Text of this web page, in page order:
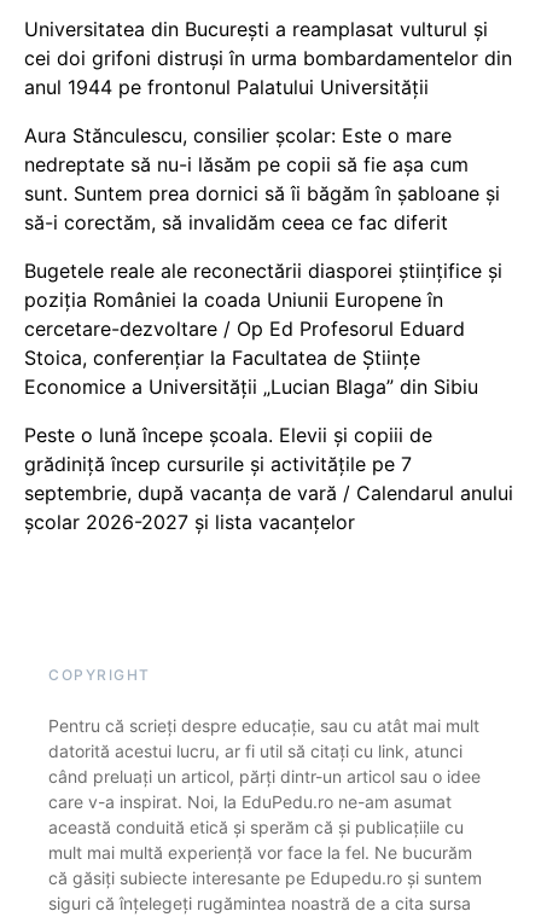
Universitatea din București a reamplasat vulturul și
cei doi grifoni distruși în urma bombardamentelor din
anul 1944 pe frontonul Palatului Universității
Aura Stănculescu, consilier școlar: Este o mare
nedreptate să nu-i lăsăm pe copii să fie așa cum
sunt. Suntem prea dornici să îi băgăm în șabloane și
să-i corectăm, să invalidăm ceea ce fac diferit
Bugetele reale ale reconectării diasporei științifice și
poziția României la coada Uniunii Europene în
cercetare-dezvoltare / Op Ed Profesorul Eduard
Stoica, conferențiar la Facultatea de Științe
Economice a Universității „Lucian Blaga” din Sibiu
Peste o lună începe școala. Elevii și copiii de
grădiniță încep cursurile și activitățile pe 7
septembrie, după vacanța de vară / Calendarul anului
școlar 2026-2027 și lista vacanțelor
COPYRIGHT
Pentru că scrieți despre educație, sau cu atât mai mult
datorită acestui lucru, ar fi util să citați cu link, atunci
când preluați un articol, părți dintr-un articol sau o idee
care v-a inspirat. Noi, la EduPedu.ro ne-am asumat
această conduită etică și sperăm că și publicațiile cu
mult mai multă experiență vor face la fel. Ne bucurăm
că găsiți subiecte interesante pe Edupedu.ro și suntem
siguri că înțelegeți rugămintea noastră de a cita sursa